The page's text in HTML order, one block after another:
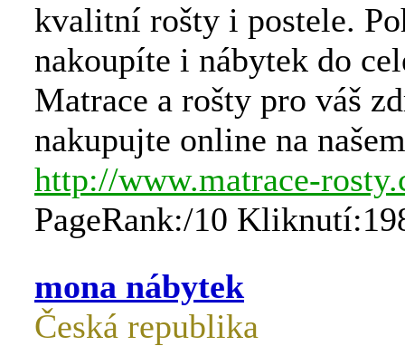
kvalitní rošty i postele.
nakoupíte i nábytek do
Matrace a rošty pro váš
nakupujte online na
http://www.matrace-
PageRank:/10
mona nábytek
Česká republika